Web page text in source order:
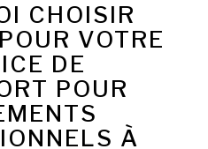
CHOISIR
VOTRE
DE
POUR
À